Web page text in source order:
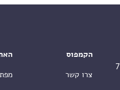
הקמפוס
צרו קשר